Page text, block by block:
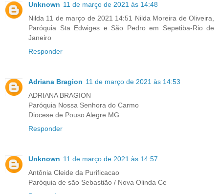
Unknown 11 de março de 2021 às 14:48
Nilda 11 de março de 2021 14:51 Nilda Moreira de Oliveira,
Paróquia Sta Edwiges e São Pedro em Sepetiba-Rio de
Janeiro
Responder
Adriana Bragion 11 de março de 2021 às 14:53
ADRIANA BRAGION
Paróquia Nossa Senhora do Carmo
Diocese de Pouso Alegre MG
Responder
Unknown 11 de março de 2021 às 14:57
Antônia Cleide da Purificacao
Paróquia de são Sebastião / Nova Olinda Ce